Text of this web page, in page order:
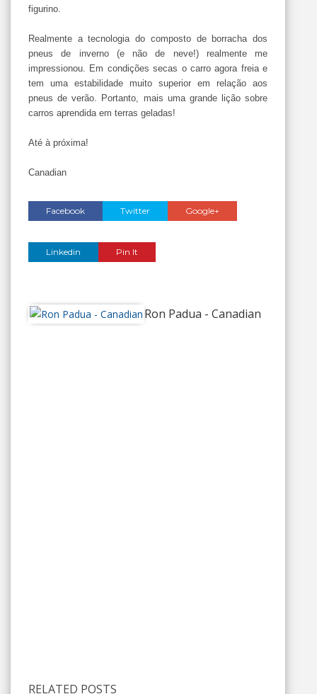
figurino.
Realmente a tecnologia do composto de borracha dos
pneus de inverno (e não de neve!) realmente me
impressionou. Em condições secas o carro agora freia e
tem uma estabilidade muito superior em relação aos
pneus de verão. Portanto, mais uma grande lição sobre
carros aprendida em terras geladas!
Até à próxima!
Canadian
Facebook Twitter Google+
Linkedin Pin It
Ron Padua - Canadian
RELATED POSTS